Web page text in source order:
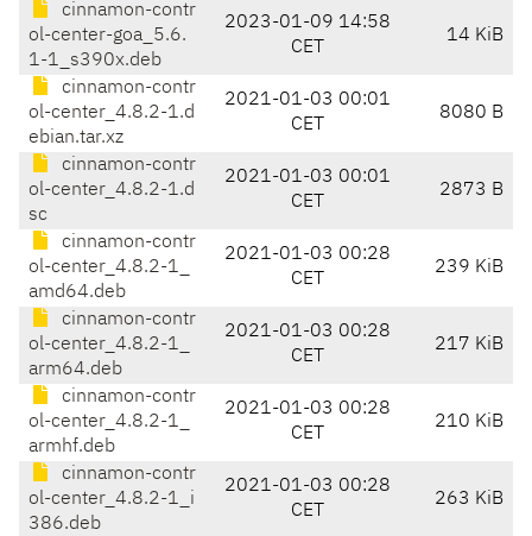
cinnamon-contr
ol-center-goa_5.6.
1-1_s390x.deb
2023-01-09 14:58
CET
14 KiB
cinnamon-contr
ol-center_4.8.2-1.d
ebian.tar.xz
2021-01-03 00:01
CET
8080 B
cinnamon-contr
ol-center_4.8.2-1.d
sc
2021-01-03 00:01
CET
2873 B
cinnamon-contr
ol-center_4.8.2-1_
amd64.deb
2021-01-03 00:28
CET
239 KiB
cinnamon-contr
ol-center_4.8.2-1_
arm64.deb
2021-01-03 00:28
CET
217 KiB
cinnamon-contr
ol-center_4.8.2-1_
armhf.deb
2021-01-03 00:28
CET
210 KiB
cinnamon-contr
ol-center_4.8.2-1_i
386.deb
2021-01-03 00:28
CET
263 KiB